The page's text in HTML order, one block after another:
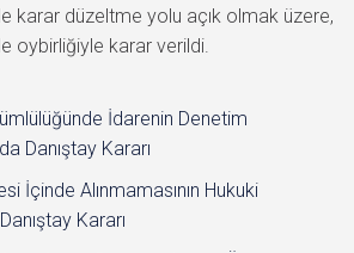
karar düzeltme yolu açık olmak üzere,
oybirliğiyle karar verildi.
İdarenin Denetim
Danıştay Kararı
İçinde Alınmamasının Hukuki
Kararı